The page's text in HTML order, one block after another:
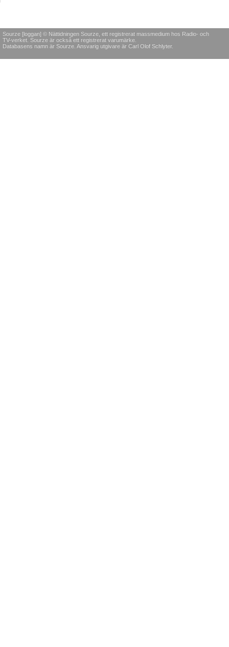
Sourze [loggan] © Nättidningen Sourze, ett registrerat massmedium hos Radio- och
TV-verket. Sourze är också ett registrerat varumärke.
Databasens namn är Sourze. Ansvarig utgivare är Carl Olof Schlyter.